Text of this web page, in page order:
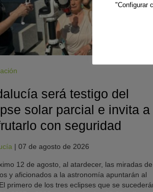
será testigo del
solar parcial e invita a
con seguridad
| 07 de agosto de 2026
12 de agosto, al atardecer, las miradas de
y aficionados a la astronomía apuntarán al
primero de los tres eclipses que se
"Configurar